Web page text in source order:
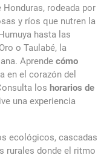
rodeada por
y ríos que nutren la
hasta las
o Taulabé, la
Aprende cómo
en el corazón del
los horarios de
una experiencia
ecológicos, cascadas
rurales donde el ritmo